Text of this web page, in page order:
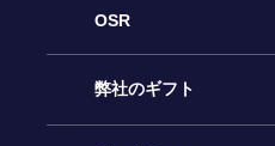
OSR
カスタマーサービス
弊社のギフト